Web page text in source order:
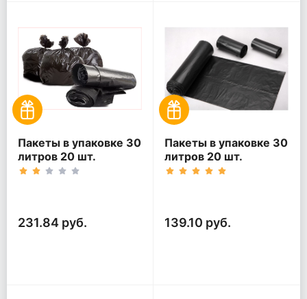
Пакеты в упаковке 30
литров 20 шт.
(20шт*5рул)
231.84 руб.
Пакеты в упаковке 30
литров 20 шт.
(20шт*3рул)
139.10 руб.